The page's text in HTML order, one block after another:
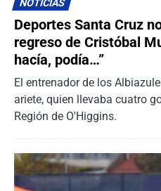
NOTICIAS
Deportes Santa Cruz
regreso de Cristóbal
hacía, podía…”
El entrenador de los
ariete, quien llevaba cuatro
Región de O'Higgins.